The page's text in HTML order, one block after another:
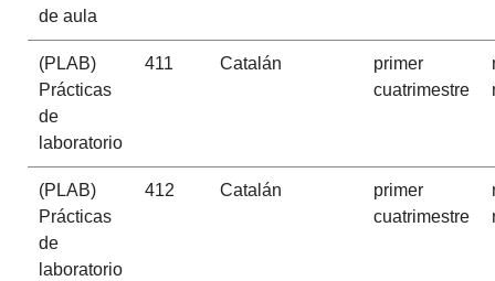
de aula
(PLAB)
Prácticas
de
laboratorio
411 Catalán
primer
cuatrimestre
(PLAB)
Prácticas
de
laboratorio
412 Catalán
primer
cuatrimestre